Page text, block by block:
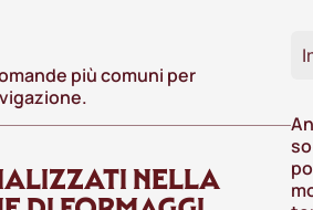
più comuni per
NELLA